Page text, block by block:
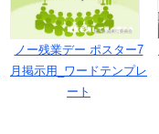
ノー残業デー ポスター7
月掲示用_ワードテンプレ
ート